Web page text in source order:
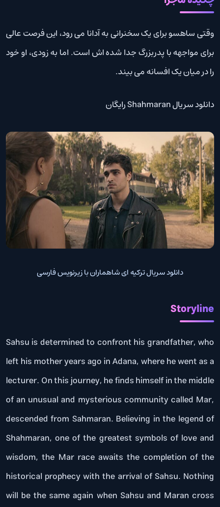
وقتی ساهسو برای یک سخنرانی به آدانا می رود، این فرصت عالی
برای مواجهه با پدربزرگ جدا شده اش است. اما به زودی، او خود
را در میان یک افسانه می بیند.
دانلود سریال Shahmaran رایگان
دانلود سریال ترکیه ای شاهماران با زیرنویس فارسی
Storyline
Sahsu is determined to confront his grandfather, who
left his mother years ago in Adana, where he went as a
lecturer. On this journey, he finds himself in the middle
of an unusual and mysterious community called Mar,
descended from Sahmaran. Believing in the legend of
Shahmaran, one of the greatest symbols of love and
wisdom, the Mar race awaits the completion of the
historical prophecy with the arrival of Sahsu. Nothing
will be the same again when Sahsu and Maran cross